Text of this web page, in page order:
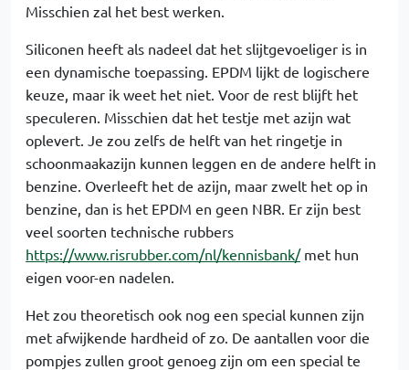
Misschien zal het best werken.
Siliconen heeft als nadeel dat het slijtgevoeliger is in
een dynamische toepassing. EPDM lijkt de logischere
keuze, maar ik weet het niet. Voor de rest blijft het
speculeren. Misschien dat het testje met azijn wat
oplevert. Je zou zelfs de helft van het ringetje in
schoonmaakazijn kunnen leggen en de andere helft in
benzine. Overleeft het de azijn, maar zwelt het op in
benzine, dan is het EPDM en geen NBR. Er zijn best
veel soorten technische rubbers
https://www.risrubber.com/nl/kennisbank/met hun
eigen voor-en nadelen.
Het zou theoretisch ook nog een special kunnen zijn
met afwijkende hardheid of zo. De aantallen voor die
pompjes zullen groot genoeg zijn om een special te